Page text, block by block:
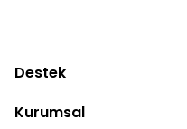
kullanıma kadar güneş
keşfedin.
Destek
Kurumsal